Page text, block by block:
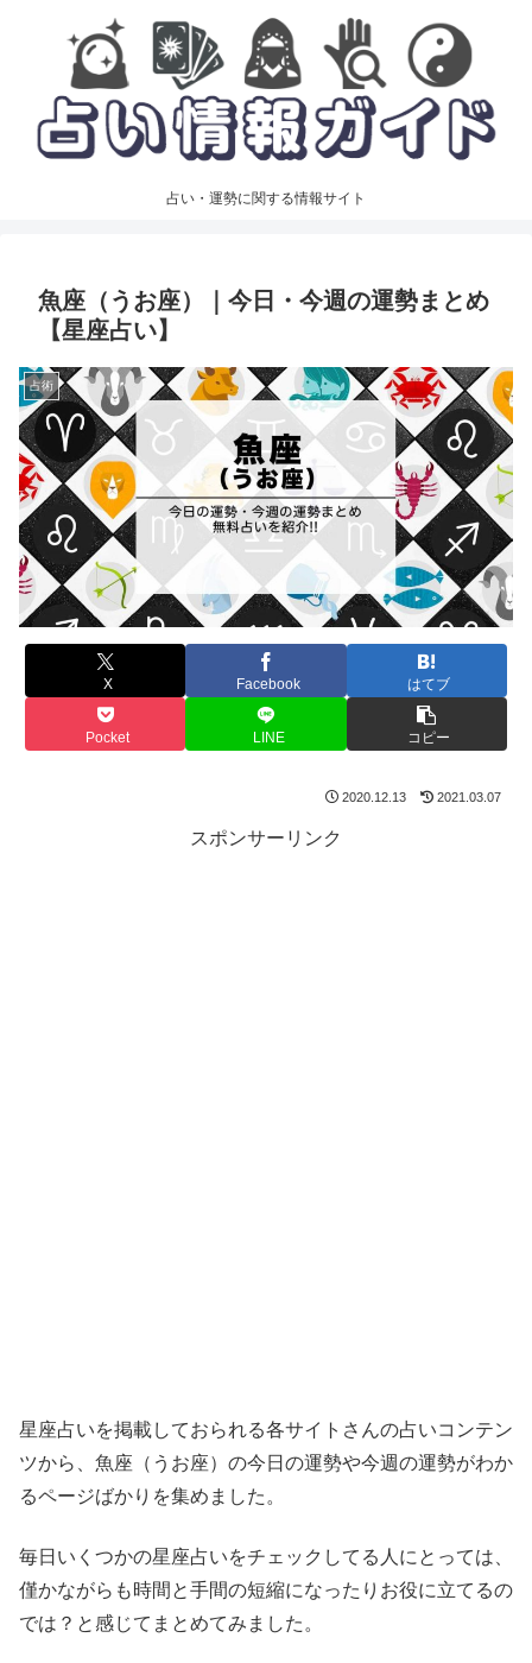
占い・運勢に関する情報サイト
魚座（うお座）｜今日・今週の運勢まとめ
【星座占い】
占術
X Facebook はてブ
Pocket LINE コピー
2020.12.13 2021.03.07
スポンサーリンク
星座占いを掲載しておられる各サイトさんの占いコンテン
ツから、魚座（うお座）の今日の運勢や今週の運勢がわか
るページばかりを集めました。
毎日いくつかの星座占いをチェックしてる人にとっては、
僅かながらも時間と手間の短縮になったりお役に立てるの
では？と感じてまとめてみました。